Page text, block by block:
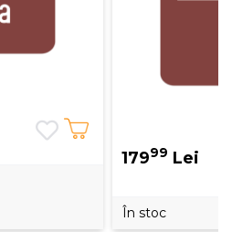
17999 Lei
În stoc